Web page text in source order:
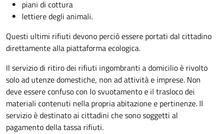
piani di cottura
lettiere degli animali.
Questi ultimi rifiuti devono perciò essere portati dal cittadino
direttamente alla piattaforma ecologica.
Il servizio di ritiro dei rifiuti ingombranti a domicilio è rivolto
solo ad utenze domestiche, non ad attività e imprese. Non
deve essere confuso con lo svuotamento e il trasloco dei
materiali contenuti nella propria abitazione e pertinenze. Il
servizio è destinato ai cittadini che sono soggetti al
pagamento della tassa rifiuti.